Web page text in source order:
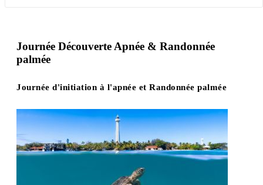
Journée Découverte Apnée & Randonnée
palmée
Journée d'initiation à l'apnée et Randonnée palmée